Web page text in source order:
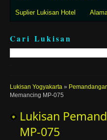
Suplier Lukisan Hotel
Cari Lukisan
Lukisan Yogyakarta »
Memancing MP-075
Lukisan
MP-075